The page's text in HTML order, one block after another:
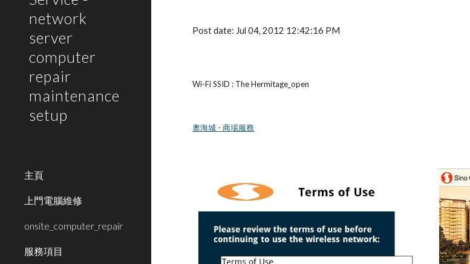
network
server
computer
repair
maintenance
setup
主頁
上門電腦維修
onsite_computer_repair
服務項目
Post date: Jul 04, 2012 12:42:16 PM
Wi-Fi SSID : The Hermitage_open
奧海城 - 商場服務